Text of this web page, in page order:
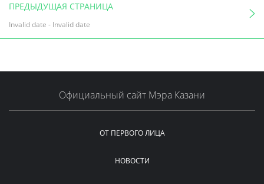
ПРЕДЫДУЩАЯ СТРАНИЦА
Invalid date - Invalid date
Официальный сайт Мэра Казани
ОТ ПЕРВОГО ЛИЦА
НОВОСТИ